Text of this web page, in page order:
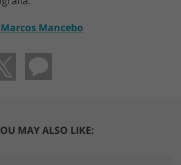
Mancebo
MAY ALSO LIKE: